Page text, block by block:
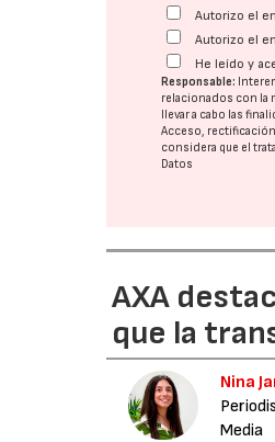
Autorizo el
Autorizo el
He leído y
Responsable:
relacionados con la
llevar a cabo las
Acceso,
considera que el
Datos
AXA
que la
Nina
Media